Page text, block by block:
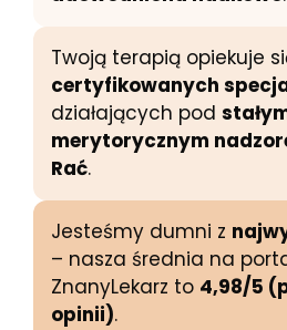
Twoją terapią opiekuje
certyfikowanych
działających pod
merytorycznym
Rać.
Jesteśmy dumni z
– nasza średnia na
ZnanyLekarz to 4,98/5
opinii).